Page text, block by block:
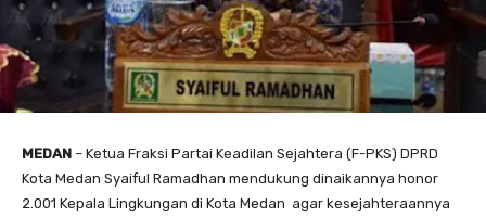
MEDAN – Ketua Fraksi Partai Keadilan Sejahtera (F-PKS) DPRD
Kota Medan Syaiful Ramadhan mendukung dinaikannya honor
2.001 Kepala Lingkungan di Kota Medan agar kesejahteraannya